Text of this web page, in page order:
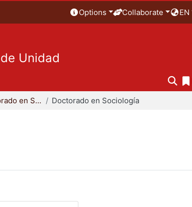
Options Collaborate EN
Unidad
Maestría y Doctorado en Sociología Doctorado en Sociología